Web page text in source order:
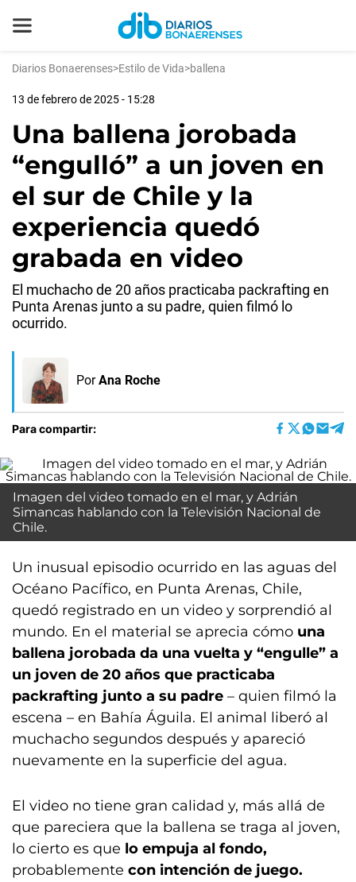
Diarios Bonaerenses>Estilo de Vida>ballena
13 de febrero de 2025 - 15:28
Una ballena jorobada
“engulló” a un joven en
el sur de Chile y la
experiencia quedó
grabada en video
El muchacho de 20 años practicaba packrafting en
Punta Arenas junto a su padre, quien filmó lo
ocurrido.
Por Ana Roche
Para compartir:
Imagen del video tomado en el mar, y Adrián
Simancas hablando con la Televisión Nacional de
Chile.
Un inusual episodio ocurrido en las aguas del
Océano Pacífico, en Punta Arenas, Chile,
quedó registrado en un video y sorprendió al
mundo. En el material se aprecia cómo una
ballena jorobada da una vuelta y “engulle” a
un joven de 20 años que practicaba
packrafting junto a su padre – quien filmó la
escena – en Bahía Águila. El animal liberó al
muchacho segundos después y apareció
nuevamente en la superficie del agua.
El video no tiene gran calidad y, más allá de
que pareciera que la ballena se traga al joven,
lo cierto es que lo empuja al fondo,
probablemente con intención de juego.